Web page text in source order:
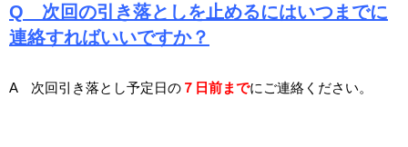
Q 次回の引き落としを止めるにはいつまでに
連絡すればいいですか？
A 次回引き落とし予定日の ７日前までにご連絡ください。